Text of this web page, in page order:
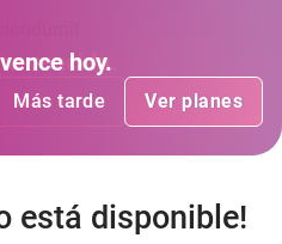
ha vencido.
Más tarde Ver planes
vence hoy.
Más tarde Ver planes
está disponible!